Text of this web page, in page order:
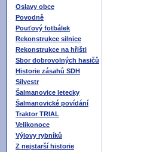
Oslavy obce
Povodně
Pouťový fotbálek
Rekonstrukce silnice
Rekonstrukce na hřišti
Sbor dobrovolných hasičů
Historie zásahů SDH
Silvestr
Šalmanovice letecky
Šalmanovické povídání
Traktor TRIAL
Velikonoce
Výlovy rybníků
Z nejstarší historie